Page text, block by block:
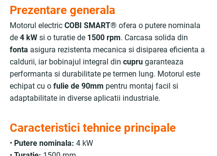
Prezentare generala
Motorul electric COBI SMART® ofera o putere nominala
de 4 kW si o turatie de 1500 rpm. Carcasa solida din
fonta asigura rezistenta mecanica si disiparea eficienta a
caldurii, iar bobinajul integral din cupru garanteaza
performanta si durabilitate pe termen lung. Motorul este
echipat cu o fulie de 90mm pentru montaj facil si
adaptabilitate in diverse aplicatii industriale.
Caracteristici tehnice principale
• Putere nominala: 4 kW